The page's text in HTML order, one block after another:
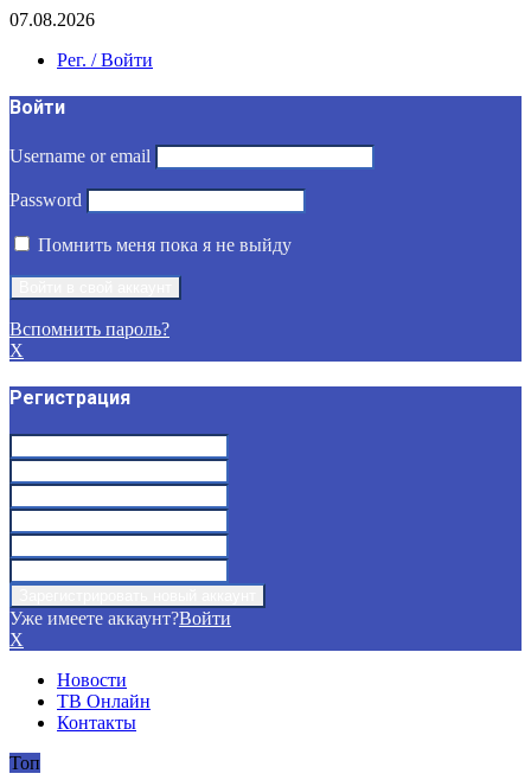
07.08.2026
Рег. / Войти
Войти
Username or email
Password
Помнить меня пока я не выйду
Вспомнить пароль?
X
Регистрация
Уже имеете аккаунт?Войти
X
Новости
ТВ Онлайн
Контакты
Топ